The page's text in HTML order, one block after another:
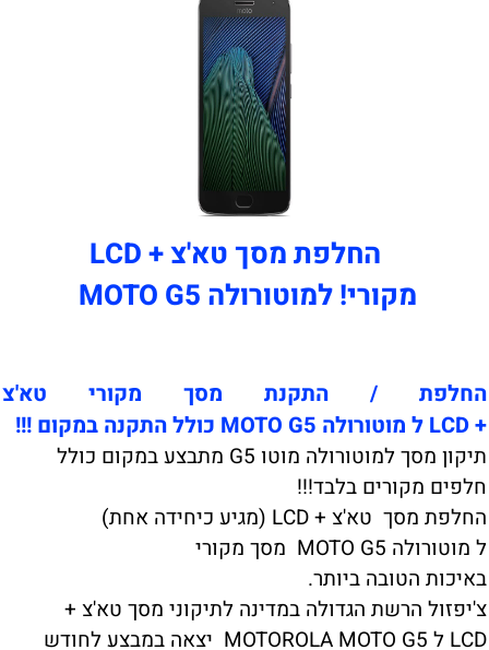
החלפת מסך טא'צ + LCD
מקורי! למוטורולה MOTO G5
החלפת / התקנת מסך מקורי טא'צ
+ LCD ל מוטורולה MOTO G5 כולל התקנה במקום !!!
תיקון מסך למוטורולה מוטו G5 מתבצע במקום כולל
חלפים מקורים בלבד!!!
החלפת מסך טא'צ + LCD (מגיע כיחידה אחת)
ל מוטורולה MOTO G5 מסך מקורי
באיכות הטובה ביותר.
צ'יפזול הרשת הגדולה במדינה לתיקוני מסך טא'צ +
LCD ל MOTOROLA MOTO G5 יצאה במבצע לחודש